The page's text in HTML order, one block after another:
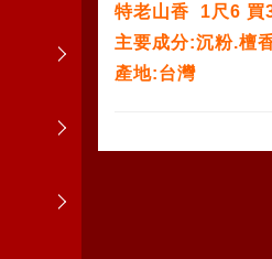
特老山香 1尺6 買
主要成分:沉粉.檀
產地:台灣